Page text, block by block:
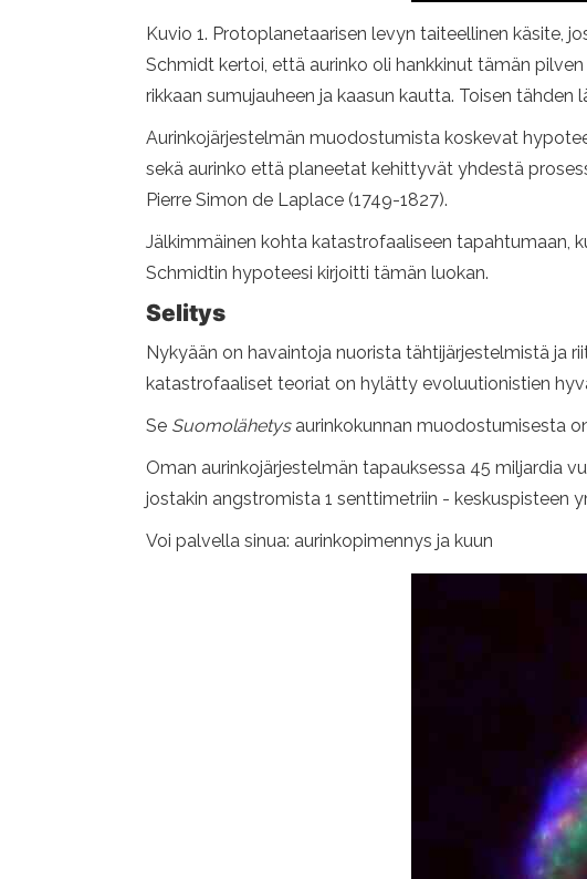
Kuvio 1. Protoplanetaarisen levyn taiteellinen käsite,
Schmidt kertoi, että aurinko oli hankkinut tämän
rikkaan sumujauheen ja kaasun kautta. Toisen
Aurinkojärjestelmän muodostumista koskevat
sekä aurinko että planeetat kehittyvät yhdestä
Pierre Simon de Laplace (1749-1827).
Jälkimmäinen kohta katastrofaaliseen tapahtumaan,
Schmidtin hypoteesi kirjoitti tämän luokan.
Selitys
Nykyään on havaintoja nuorista tähtijärjestelmistä ja
katastrofaaliset teoriat on hylätty evoluutionistien
Se Suomolähetysaurinkokunnan muodostumisesta
Oman aurinkojärjestelmän tapauksessa 45 miljardia
jostakin angstromista 1 senttimetriin - keskuspisteen
Voi palvella sinua: aurinkopimennys ja kuun